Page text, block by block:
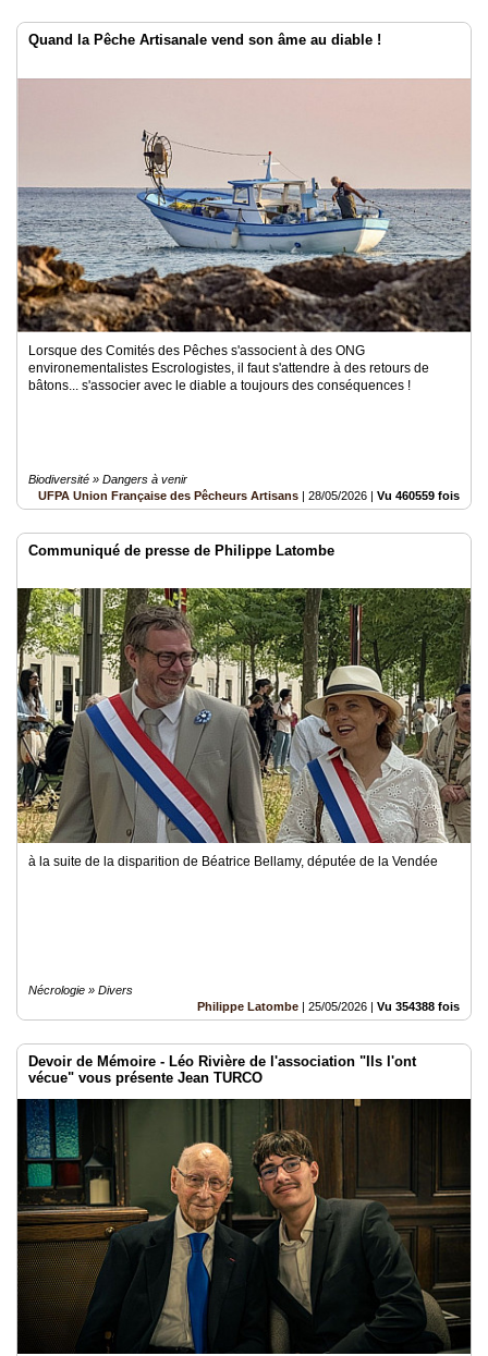
Quand la Pêche Artisanale vend son âme au diable !
Lorsque des Comités des Pêches s'associent à des ONG
environementalistes Escrologistes, il faut s'attendre à des retours de
bâtons... s'associer avec le diable a toujours des conséquences !
Biodiversité » Dangers à venir
UFPA Union Française des Pêcheurs Artisans | 28/05/2026 | Vu 460559 fois
Communiqué de presse de Philippe Latombe
à la suite de la disparition de Béatrice Bellamy, députée de la Vendée
Nécrologie » Divers
Philippe Latombe | 25/05/2026 | Vu 354388 fois
Devoir de Mémoire - Léo Rivière de l'association "Ils l'ont
vécue" vous présente Jean TURCO